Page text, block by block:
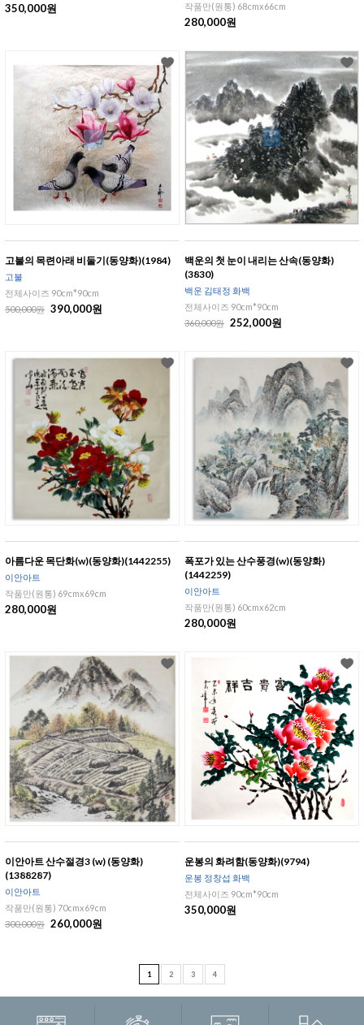
350,000원
작품만(원통) 68cmx66cm
280,000원
고불의 목련아래 비둘기(동양화)(1984)
고불
전체사이즈 90cm*90cm
500,000원 390,000원
백운의 첫 눈이 내리는 산속(동양화)
(3830)
백운 김태정 화백
전체사이즈 90cm*90cm
360,000원 252,000원
아름다운 목단화(w)(동양화)(1442255)
이안아트
작품만(원통) 69cmx69cm
280,000원
폭포가 있는 산수풍경(w)(동양화)
(1442259)
이안아트
작품만(원통) 60cmx62cm
280,000원
이안아트 산수절경3 (w) (동양화)
(1388287)
이안아트
작품만(원통) 70cmx69cm
300,000원 260,000원
운봉의 화려함(동양화)(9794)
운봉 정창섭 화백
전체사이즈 90cm*90cm
350,000원
1 2 3 4